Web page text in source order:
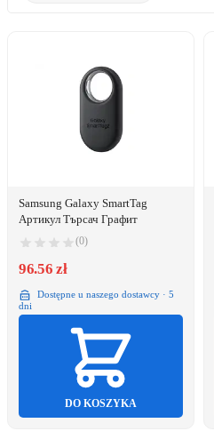
Samsung Galaxy SmartTag
Артикул Търсач Графит
(0)
96.56 zł
Dostępne u naszego dostawcy · 5
dni
DO KOSZYKA